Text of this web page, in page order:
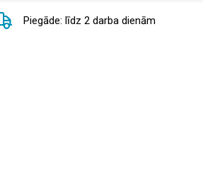
Piegāde: līdz 2 darba dienām